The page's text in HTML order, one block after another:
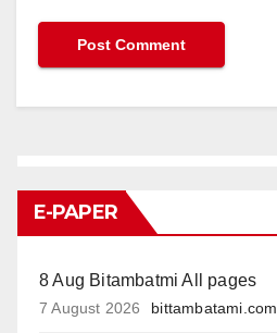
E-PAPER
8 Aug Bitambatmi All pages
7 August 2026 bittambatami.com